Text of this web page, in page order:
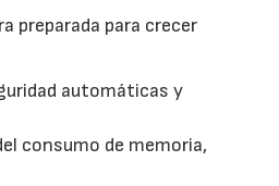
preparada para crecer
automáticas y
consumo de memoria,